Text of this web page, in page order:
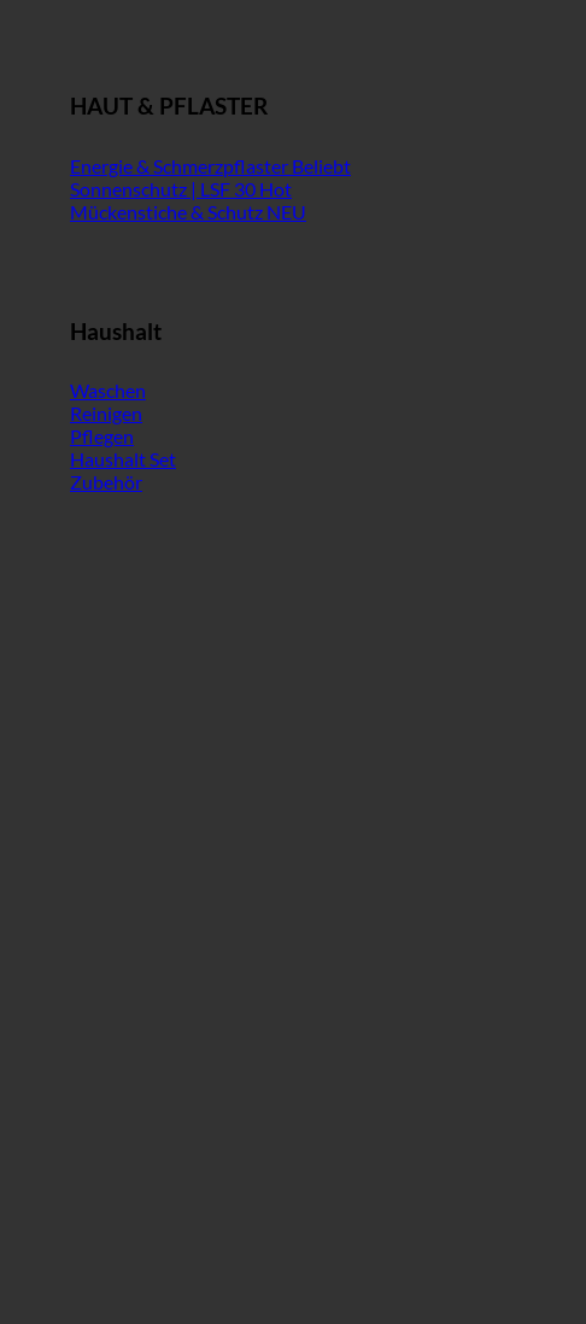
HAUT & PFLASTER
Energie & Schmerzpflaster
Sonnenschutz | LSF 30
Mückenstiche & Schutz
Haushalt
Waschen
Reinigen
Pflegen
Haushalt Set
Zubehör